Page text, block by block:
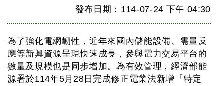
發布日期：114-07-24 下午 04:30
為了強化電網韌性，近年來國內儲能設備、需量反
應等新興資源呈現快速成長，參與電力交易平台的
數量及規模也是同步增加。為有效管理，經濟部能
源署於114年5月28日完成修正電業法新增「特定